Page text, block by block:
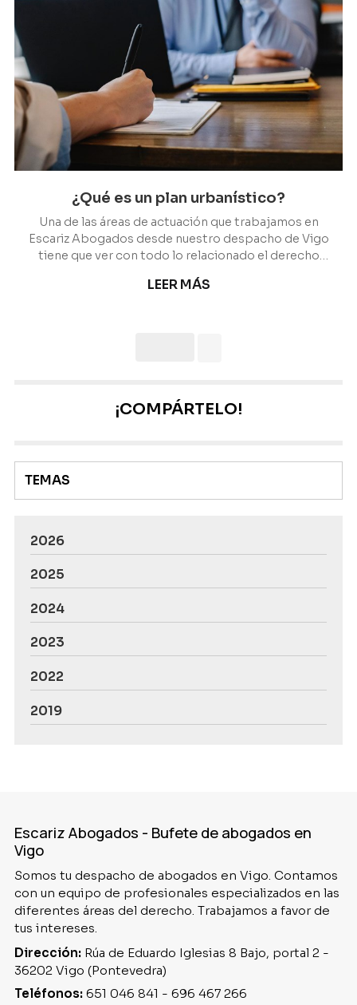
TEMAS
¿Qué es un plan urbanístico?
Una de las áreas de actuación que trabajamos en
Escariz Abogados desde nuestro despacho de Vigo
tiene que ver con todo lo relacionado el derecho
encontramos uno que vertebra todo lo que tiene que
LEER MÁS
¡COMPÁRTELO!
2026
2025
2024
2023
2022
2019
Escariz Abogados - Bufete de abogados en
Vigo
Somos tu despacho de abogados en Vigo. Contamos
con un equipo de profesionales especializados en las
diferentes áreas del derecho. Trabajamos a favor de
tus intereses.
Dirección: Rúa de Eduardo Iglesias 8 Bajo, portal 2 -
36202 Vigo (Pontevedra)
Teléfonos: 651 046 841 - 696 467 266